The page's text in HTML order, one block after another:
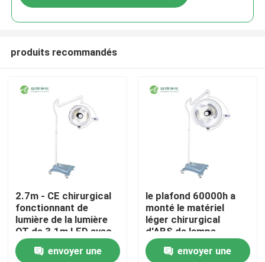
produits recommandés
2.7m - CE chirurgical
fonctionnant de
lumière de la lumière
OT de 3.1m LED avec
la compensation
d'ombreenvoyer une
le plafond 60000h a
monté le matériel
léger chirurgical
d'ABS de lampe
d'opération de 5000K
LED
envoyer une